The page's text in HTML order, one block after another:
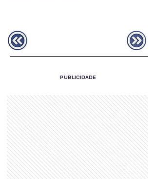
PUBLICIDADE